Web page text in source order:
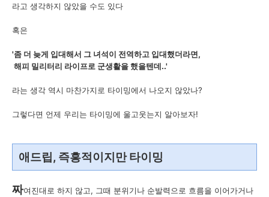
라고 생각하지 않았을 수도 있다
혹은
'좀 더 늦게 입대해서 그 녀석이 전역하고 입대했더라면,
해피 밀리터리 라이프로 군생활을 했을텐데..'
라는 생각 역시 마찬가지로 타이밍에서 나오지 않았나?
그렇다면 언제 우리는 타이밍에 울고웃는지 알아보자!
애드립, 즉흥적이지만 타이밍
짜여진대로 하지 않고, 그때 분위기나 순발력으로 흐름을 이어가거나